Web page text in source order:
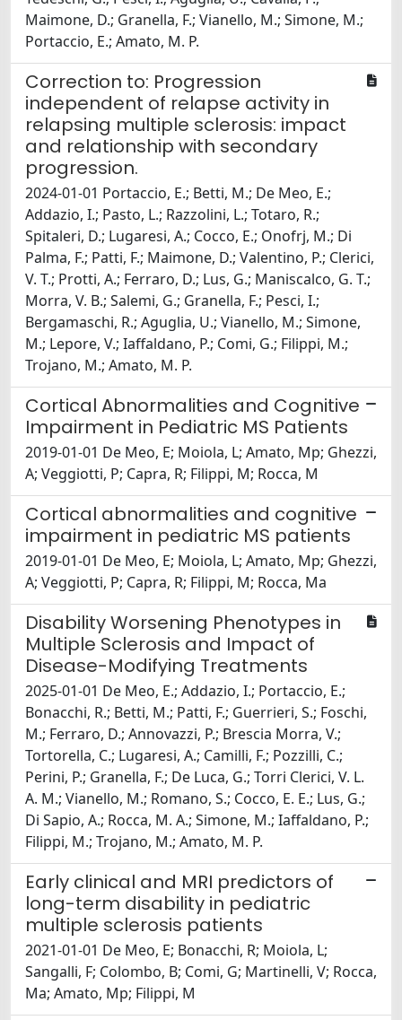
Maimone, D.; Granella, F.; Vianello, M.; Simone, M.;
Portaccio, E.; Amato, M. P.
Correction to: Progression
independent of relapse activity in
relapsing multiple sclerosis: impact
and relationship with secondary
progression.
2024-01-01 Portaccio, E.; Betti, M.; De Meo, E.;
Addazio, I.; Pasto, L.; Razzolini, L.; Totaro, R.;
Spitaleri, D.; Lugaresi, A.; Cocco, E.; Onofrj, M.; Di
Palma, F.; Patti, F.; Maimone, D.; Valentino, P.; Clerici,
V. T.; Protti, A.; Ferraro, D.; Lus, G.; Maniscalco, G. T.;
Morra, V. B.; Salemi, G.; Granella, F.; Pesci, I.;
Bergamaschi, R.; Aguglia, U.; Vianello, M.; Simone,
M.; Lepore, V.; Iaffaldano, P.; Comi, G.; Filippi, M.;
Trojano, M.; Amato, M. P.
Cortical Abnormalities and Cognitive
Impairment in Pediatric MS Patients
2019-01-01 De Meo, E; Moiola, L; Amato, Mp; Ghezzi,
A; Veggiotti, P; Capra, R; Filippi, M; Rocca, M
Cortical abnormalities and cognitive
impairment in pediatric MS patients
2019-01-01 De Meo, E; Moiola, L; Amato, Mp; Ghezzi,
A; Veggiotti, P; Capra, R; Filippi, M; Rocca, Ma
Disability Worsening Phenotypes in
Multiple Sclerosis and Impact of
Disease-Modifying Treatments
2025-01-01 De Meo, E.; Addazio, I.; Portaccio, E.;
Bonacchi, R.; Betti, M.; Patti, F.; Guerrieri, S.; Foschi,
M.; Ferraro, D.; Annovazzi, P.; Brescia Morra, V.;
Tortorella, C.; Lugaresi, A.; Camilli, F.; Pozzilli, C.;
Perini, P.; Granella, F.; De Luca, G.; Torri Clerici, V. L.
A. M.; Vianello, M.; Romano, S.; Cocco, E. E.; Lus, G.;
Di Sapio, A.; Rocca, M. A.; Simone, M.; Iaffaldano, P.;
Filippi, M.; Trojano, M.; Amato, M. P.
Early clinical and MRI predictors of
long-term disability in pediatric
multiple sclerosis patients
2021-01-01 De Meo, E; Bonacchi, R; Moiola, L;
Sangalli, F; Colombo, B; Comi, G; Martinelli, V; Rocca,
Ma; Amato, Mp; Filippi, M